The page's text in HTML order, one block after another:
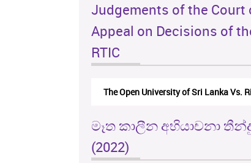
Judgements of the Court
Appeal on Decisions of
RTIC
The Open University of Sri Lanka Vs.
මෑත කාලීන අභියාචනා
(2022)